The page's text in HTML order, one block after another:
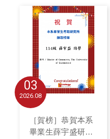
03
08
2026
［賀榜］恭賀本系
畢業生薛宇盛研究